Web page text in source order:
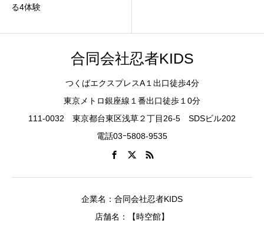
る4体験
合同会社忍者KIDS
つくばエクスプレスA１出口徒歩4分
東京メトロ銀座線１番出口徒歩１0分
111-0032 東京都台東区浅草２丁目26-5 SDSビル202
電話03ｰ5808-9535
企業名：合同会社忍者KIDS
店舗名：【時空館】